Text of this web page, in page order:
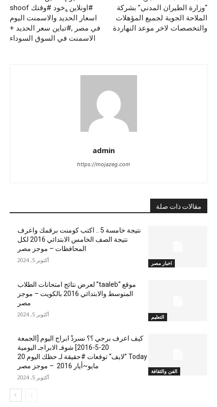
#اونلاين ,ٍخود #وقتك shoof
اسعار الحديد والاسمنت اليوم
في مصر ,#تباين سعر الحديد +
الاسمنت في السوق السوداء
“وزارة الطيران المدني” بشركة
الملاحة الجوية لجميع المؤهلات
والتخصصات لاخر موعد النهاردة
admin
https://mojazeg.com
مقالات ذات صلة
اخبار مصر
نتيجة خامسة 5 .. اكتب كومنت برقمك واعرف
نتيجة الصف الخامس الابتدائي 2016 لكل
المحافظات – موجز مصر
أكتوبر 5, 2024
التعليم
موقع “taaleb” لعرض نتائج امتحانات الطلاب
المتوسط والابتدائي 2016 بالكويت – موجز
مصر
أكتوبر 5, 2024
الفن والثقافة
كيف اعرف برجي ؟؟ نسردْ ابراج اليوم [الجمعة
20-5-2016] شوفـ الابراجـ اليومية
Today ”لايف“ توقعات #حقيقة لـ حظك اليوم 20
مايو~أيار 2016 – موجز مصر
أكتوبر 5, 2024